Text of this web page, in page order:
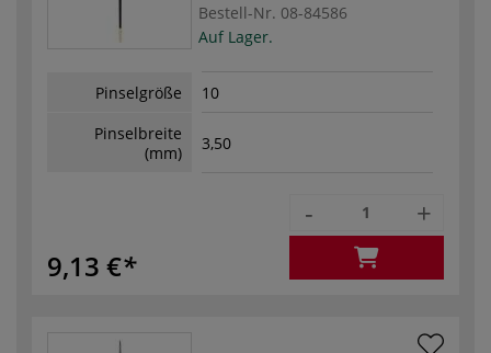
Bestell-Nr. 08-84586
Auf Lager.
Pinselgröße
10
Pinselbreite
(mm)
3,50
9,13 €
- +